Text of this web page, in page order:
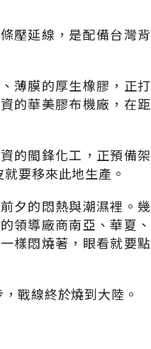
壓延線，是配備台灣背
薄膜的厚生橡膠，正打
的華美膠布機廠，在距
的閩鋒化工，正預備架
要移來此地生產。
夕的悶熱與潮濕裡。幾
領導廠商南亞、華夏、
樣悶燒著，眼看就要點
戰線終於燒到大陸。